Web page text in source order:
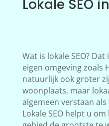
Lokale SEO
Wat is lokale SEO?
eigen omgeving zoals
natuurlijk ook groter
woonplaats, maar
algemeen verstaan
Lokale SEO helpt u